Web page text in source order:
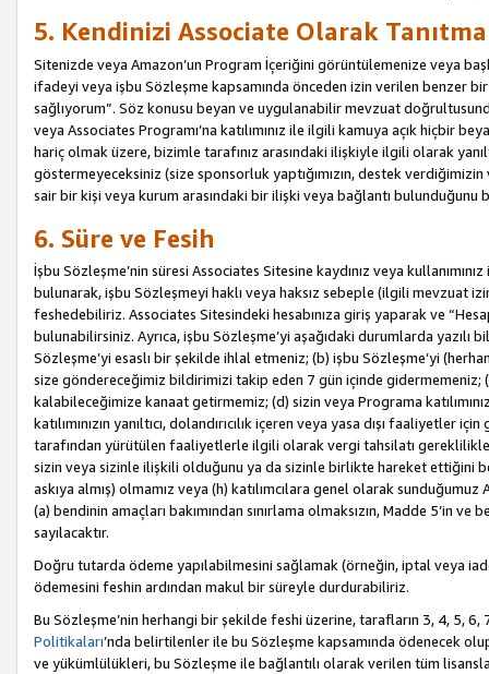
5. Kendinizi Associate Olarak
Sitenizde veya Amazon’un Program İçeriğini görüntülemenize veya
ifadeyi veya işbu Sözleşme kapsamında önceden izin verilen benzer
sağlıyorum”. Söz konusu beyan ve uygulanabilir mevzuat
veya Associates Programı’na katılımınız ile ilgili kamuya açık hiçbir
hariç olmak üzere, bizimle tarafınız arasındaki ilişkiyle ilgili olarak
göstermeyeceksiniz (size sponsorluk yaptığımızın, destek
sair bir kişi veya kurum arasındaki bir ilişki veya bağlantı bulunduğunu
6. Süre ve Fesih
İşbu Sözleşme’nin süresi Associates Sitesine kaydınız veya
bulunarak, işbu Sözleşmeyi haklı veya haksız sebeple (ilgili mevzuat
feshedebiliriz. Associates Sitesindeki hesabınıza giriş yaparak ve
bulunabilirsiniz. Ayrıca, işbu Sözleşme’yi aşağıdaki durumlarda yazılı
Sözleşme’yi esaslı bir şekilde ihlal etmeniz; (b) işbu Sözleşme’yi
size göndereceğimiz bildirimizi takip eden 7 gün içinde gidermemeniz;
kalabileceğimize kanaat getirmemiz; (d) sizin veya Programa
katılımınızın yanıltıcı, dolandırıcılık içeren veya yasa dışı
tarafından yürütülen faaliyetlerle ilgili olarak vergi tahsilatı
sizin veya sizinle ilişkili olduğunu ya da sizinle birlikte hareket ettiğini
askıya almış) olmamız veya (h) katılımcılara genel olarak
(a) bendinin amaçları bakımından sınırlama olmaksızın, Madde 5’in
sayılacaktır.
Doğru tutarda ödeme yapılabilmesini sağlamak (örneğin, iptal veya
ödemesini feshin ardından makul bir süreyle durdurabiliriz.
Bu Sözleşme’nin herhangi bir şekilde feshi üzerine, tarafların 3, 4, 5,
Politikaları’nda belirtilenler ile bu Sözleşme kapsamında ödenecek
ve yükümlülükleri, bu Sözleşme ile bağlantılı olarak verilen tüm